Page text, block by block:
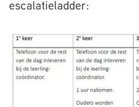
escalatieladder: